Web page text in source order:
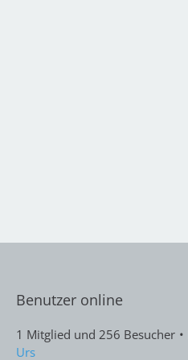
Benutzer online
1 Mitglied und 256 Besucher
Urs